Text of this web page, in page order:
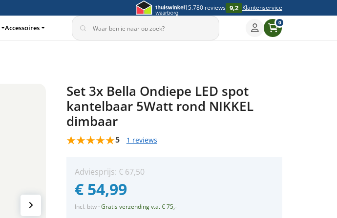
15.780 reviews 9,2 Klantenservice
Accessoires
0
360°Set 3x Bella Ondiepe LED spot
kantelbaar 5Watt rond NIKKEL
dimbaar
5 1 reviews
Adviesprijs:€ 67,50
€ 54,99
Incl. btw ·Gratis verzending v.a. € 75,-